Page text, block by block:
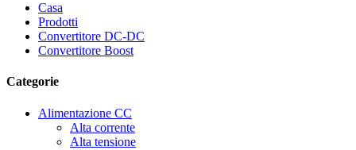
Casa
Prodotti
Convertitore DC-DC
Convertitore Boost
Categorie
Alimentazione CC
Alta corrente
Alta tensione